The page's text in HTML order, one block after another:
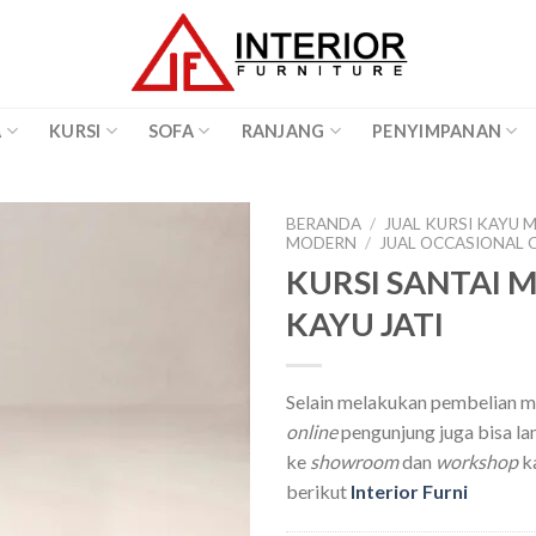
KURSI SOFA RANJANG PENYIMPANAN
BERANDA /
JUAL KURSI KAYU
MODERN / JUAL OCCASIONAL
KURSI SANTAI
KAYU JATI
Selain melakukan pembelian
onlinepengunjung juga bisa
ke showroomdan workshop
berikut Interior Furni